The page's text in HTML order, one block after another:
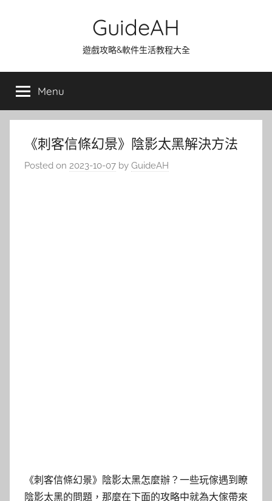
GuideAH
遊戲攻略&軟件生活教程大全
Menu
《刺客信條幻景》陰影太黑解決方法
Posted on 2023-10-07 by GuideAH
《刺客信條幻景》陰影太黑怎麼辦？一些玩傢遇到瞭
陰影太黑的問題，那麼在下面的攻略中就為大傢帶來